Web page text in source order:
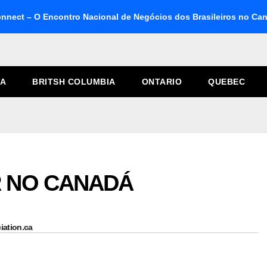
– O Encontro Nacional de Negócios dos Brasileiros no
BRITSH COLUMBIA ONTARIO QUEBEC
NO CANADÁ